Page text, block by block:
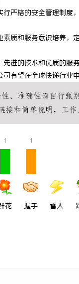
严格的安全管理制度
质和服务意识培养，
进的技术和优质的服
有望在全球快递行业
1
花
1
握手 雷人
择福州私家侦探：专